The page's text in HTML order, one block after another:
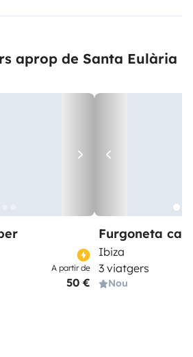
aprop de Santa Eulària
A partir de
50 €
Furgoneta
Ibiza
3 viatgers
Nou